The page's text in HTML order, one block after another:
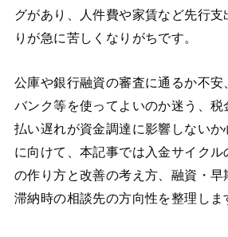
グがあり、人件費や家賃など先行
りが急に苦しくなりがちです。
公庫や銀行融資の審査に通るか不
バンク等を使ってよいのか迷う、
払い遅れが資金調達に影響しない
に向けて、本記事では入金サイク
の作り方と改善の考え方、融資・早
滞納時の相談先の方向性を整理しま